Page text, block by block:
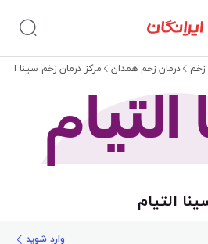
زخم درمان زخم همدان مرکز درمان زخم سینا
التیام
وارد شوید